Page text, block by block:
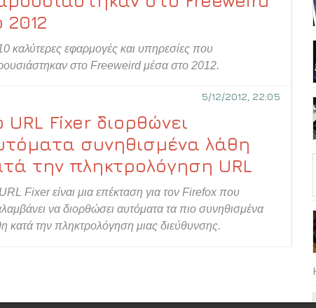
2012
καλύτερες εφαρμογές και υπηρεσίες που
στο Freeweird μέσα στο 2012.
5/12/2012, 22:05
URL Fixer διορθώνει
συνηθισμένα λάθη
την πληκτρολόγηση URL
Fixer είναι μια επέκταση για τον Firefox που
να διορθώσει αυτόματα τα πιο συνηθισμένα
κατά την πληκτρολόγηση μιας διεύθυνσης.